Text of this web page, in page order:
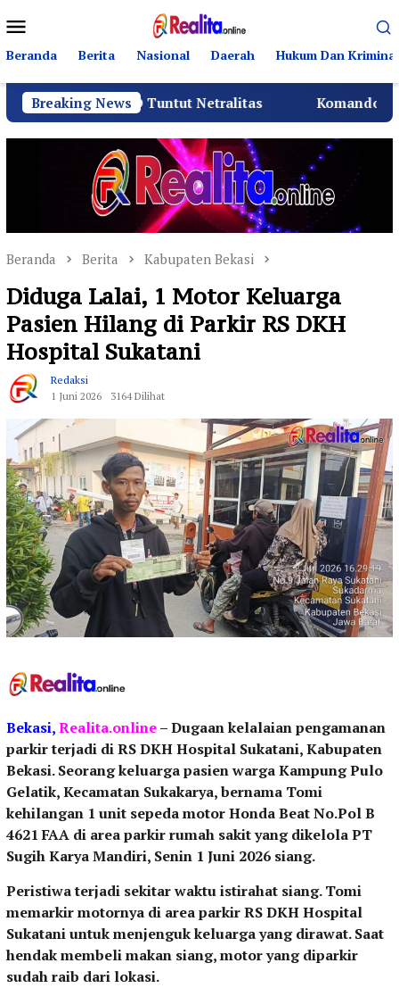
ke
kontenMobile
Beranda Berita Nasional Daerah Hukum Dan Kriminal
Breaking News
BPD Tuntut Netralitas Komando Angkatan Laut I
Beranda Berita Kabupaten Bekasi
Diduga Lalai, 1 Motor Keluarga
Pasien Hilang di Parkir RS DKH
Hospital Sukatani
Redaksi
1 Juni 2026
3164 Dilihat
Bekasi,Realita.online– Dugaan kelalaian pengamanan
parkir terjadi di RS DKH Hospital Sukatani, Kabupaten
Bekasi. Seorang keluarga pasien warga Kampung Pulo
Gelatik, Kecamatan Sukakarya, bernama Tomi
kehilangan 1 unit sepeda motor Honda Beat No.Pol B
4621 FAA di area parkir rumah sakit yang dikelola PT
Sugih Karya Mandiri, Senin 1 Juni 2026 siang.
Peristiwa terjadi sekitar waktu istirahat siang. Tomi
memarkir motornya di area parkir RS DKH Hospital
Sukatani untuk menjenguk keluarga yang dirawat. Saat
hendak membeli makan siang, motor yang diparkir
sudah raib dari lokasi.